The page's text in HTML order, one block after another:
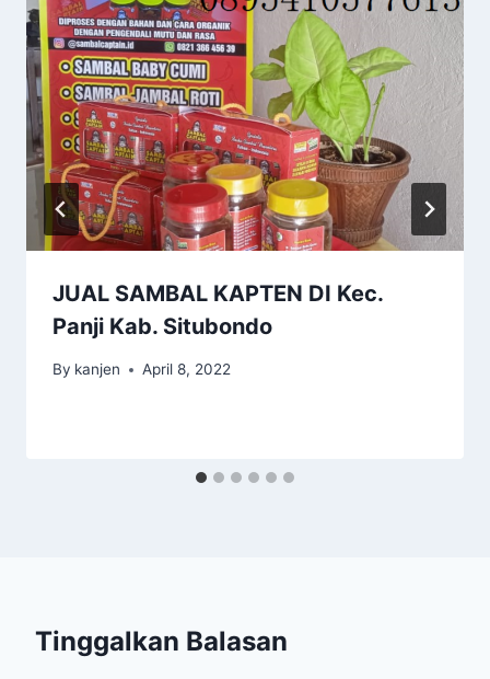
JUAL SAMBAL KAPTEN DI Kec.
Panji Kab. Situbondo
By kanjen April 8, 2022
Tinggalkan Balasan